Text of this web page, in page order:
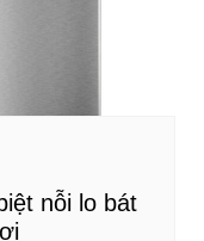
nỗi lo bát